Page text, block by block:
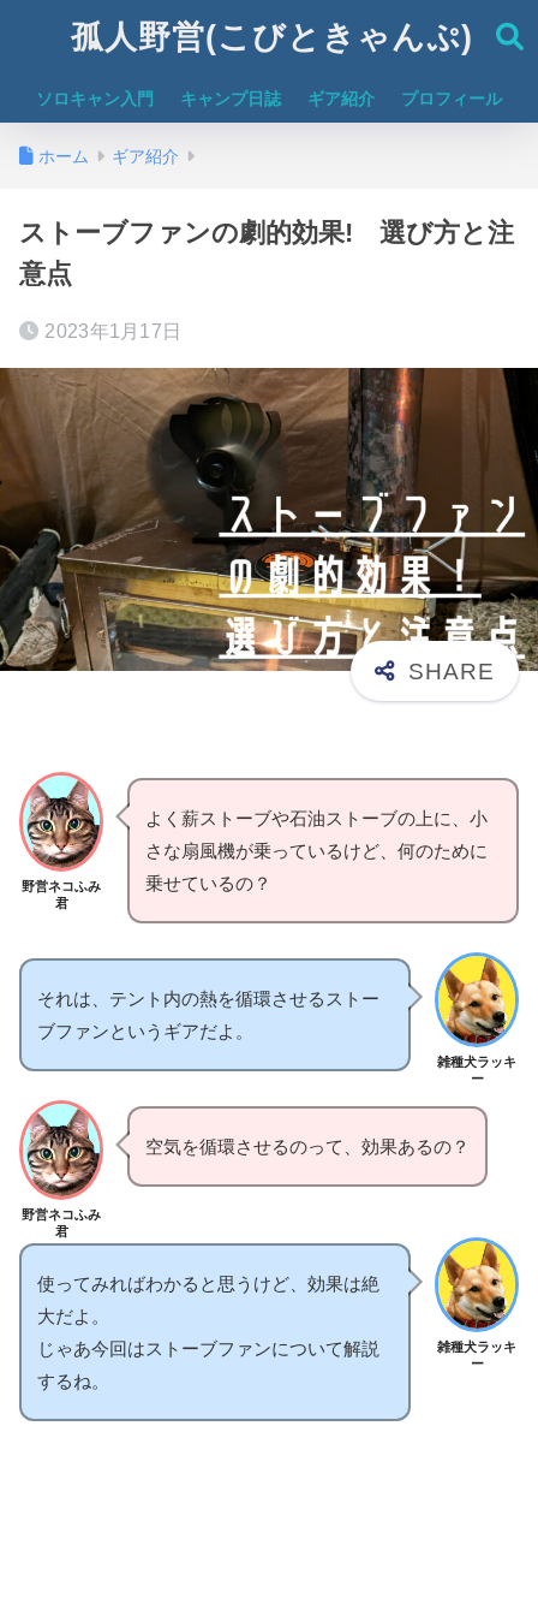
孤人野営(こびときゃんぷ)
ソロキャン入門 キャンプ日誌 ギア紹介 プロフィール
ホーム ギア紹介
ストーブファンの劇的効果! 選び方と注
意点
2023年1月17日
野営ネコふみ
君
よく薪ストーブや石油ストーブの上に、小
さな扇風機が乗っているけど、何のために
乗せているの？
雑種犬ラッキ
ー
それは、テント内の熱を循環させるストー
ブファンというギアだよ。
野営ネコふみ
君
空気を循環させるのって、効果あるの？
雑種犬ラッキ
ー
使ってみればわかると思うけど、効果は絶
大だよ。
じゃあ今回はストーブファンについて解説
するね。